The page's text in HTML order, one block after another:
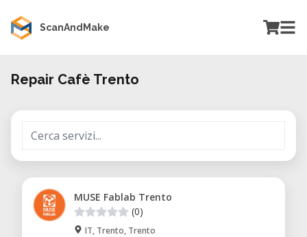
ScanAndMake
Repair Cafè Trento
MUSE Fablab Trento
(0)
IT, Trento, Trento